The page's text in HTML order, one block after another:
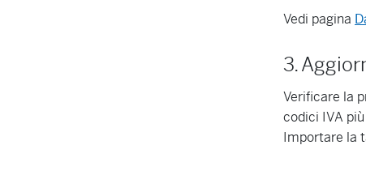
Vedi pagina
3.
Verificare la
codici IVA
Importare la